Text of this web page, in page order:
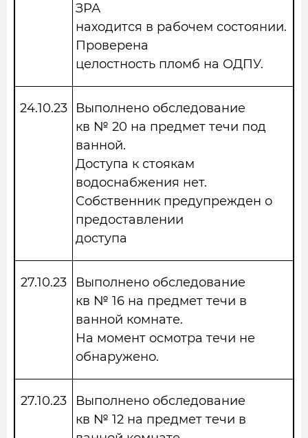
ЗРА
находится в рабочем состоянии.
Проверена
целостность пломб на ОДПУ.
24.10.23
Выполнено обследование
кв № 20 на предмет течи под
ванной.
Доступа к стоякам
водоснабжения нет.
Собственник предупрежден о
предоставлении
доступа
27.10.23
Выполнено обследование
кв № 16 на предмет течи в
ванной комнате.
На момент осмотра течи не
обнаружено.
27.10.23
Выполнено обследование
кв № 12 на предмет течи в